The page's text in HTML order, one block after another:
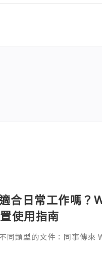
合日常工作嗎？
使用指南
同類型的文件：同事傳來